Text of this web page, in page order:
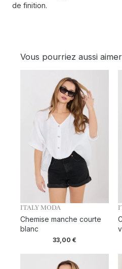
de finition.
Vous pourriez aussi aimer
ITALY MODA
Chemise manche courte
blanc
33,00€